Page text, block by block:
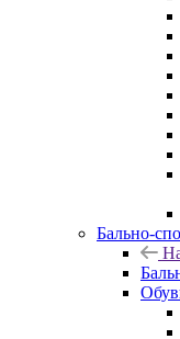
Бально-